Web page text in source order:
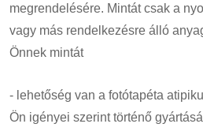
megrendelésére. Mintát csak a
vagy más rendelkezésre álló
Önnek mintát
- lehetőség van a fotótapéta
Ön igényei szerint történő